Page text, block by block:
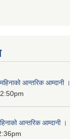
आन्तरिक आम्दानी ।
आन्तरिक आम्दानी ।